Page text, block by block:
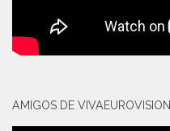
AMIGOS DE VIVAEUROVISION